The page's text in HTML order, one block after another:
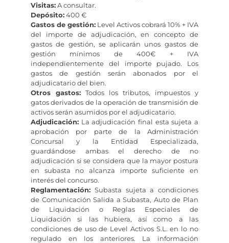
Visitas:A consultar.
Depósito:400 €
Gastos de gestión: Level Activos cobrará 10% + IVA
del importe de adjudicación, en concepto de
gastos de gestión, se aplicarán unos gastos de
gestión mínimos de 400€ + IVA
independientemente del importe pujado. Los
gastos de gestión serán abonados por el
adjudicatario del bien.
Otros gastos: Todos los tributos, impuestos y
gatos derivados de la operación de transmisión de
activos serán asumidos por el adjudicatario.
Adjudicación: La adjudicación final esta sujeta a
aprobación por parte de la Administración
Concursal y la Entidad Especializada,
guardándose ambas el derecho de no
adjudicación si se considera que la mayor postura
en subasta no alcanza importe suficiente en
interés del concurso.
Reglamentación: Subasta sujeta a condiciones
de Comunicación Salida a Subasta, Auto de Plan
de Liquidación o Reglas Especiales de
Liquidación si las hubiera, así como a las
condiciones de uso de Level Activos S.L. en lo no
regulado en los anteriores. La información